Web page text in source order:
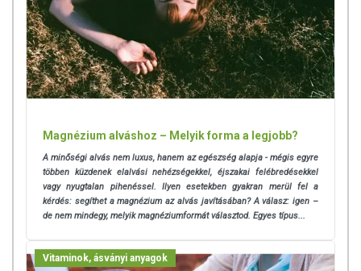
Magnézium alváshoz – Melyik forma a legjobb?
A minőségi alvás nem luxus, hanem az egészség alapja - mégis egyre
többen küzdenek elalvási nehézségekkel, éjszakai felébredésekkel
vagy nyugtalan pihenéssel. Ilyen esetekben gyakran merül fel a
kérdés: segíthet a magnézium az alvás javításában? A válasz: igen –
de nem mindegy, melyik magnéziumformát választod. Egyes típus...
Vitaminok, ásványi anyagok